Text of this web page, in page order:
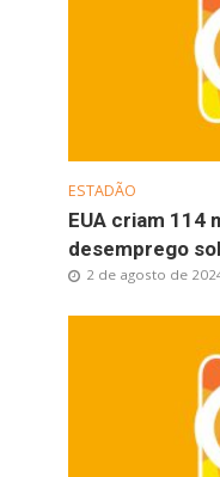
ESTADÃO
EUA criam 114
desemprego
2 de agosto de